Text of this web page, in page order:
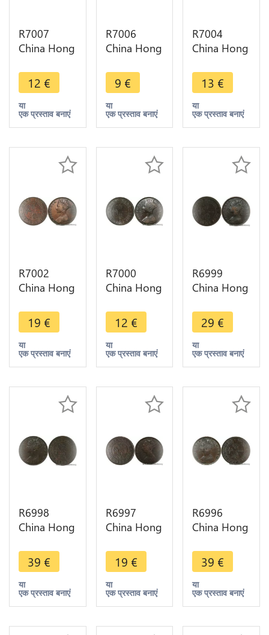
R7007
China Hong
Cent
Victoria
1865 ->
Make offer
12 €
या
एक प्रस्ताव बनाएं
R7006
China Hong
Cent
Victoria
1866 ->
Make offer
9 €
या
एक प्रस्ताव बनाएं
R7004
China Hong
Cent
Victoria
1877 ->
Make offer
13 €
या
एक प्रस्ताव बनाएं
R7002
China Hong
Cent
Victoria
1877 ->
Make offer
19 €
या
एक प्रस्ताव बनाएं
R7000
China Hong
Cent
Victoria
1866 ->
Make offer
12 €
या
एक प्रस्ताव बनाएं
R6999
China Hong
Cent
Victoria
1879 ->
Make offer
29 €
या
एक प्रस्ताव बनाएं
R6998
China Hong
Cent
Victoria
1879 ->
Make offer
39 €
या
एक प्रस्ताव बनाएं
R6997
China Hong
Cent
Victoria
1901 ->
Make offer
19 €
या
एक प्रस्ताव बनाएं
R6996
China Hong
Cent
Victoria
1879 ->
Make offer
39 €
या
एक प्रस्ताव बनाएं